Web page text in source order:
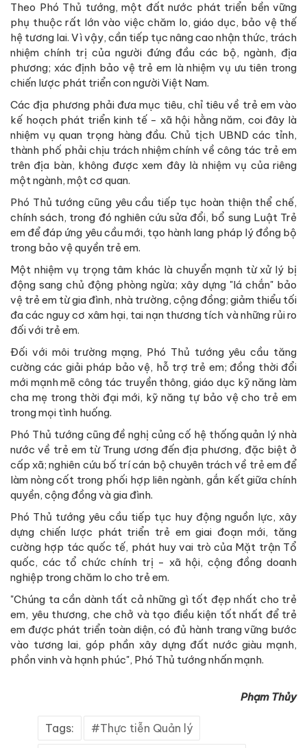
Theo Phó Thủ tướng, một đất nước phát triển bền vững
phụ thuộc rất lớn vào việc chăm lo, giáo dục, bảo vệ thế
hệ tương lai. Vì vậy, cần tiếp tục nâng cao nhận thức, trách
nhiệm chính trị của người đứng đầu các bộ, ngành, địa
phương; xác định bảo vệ trẻ em là nhiệm vụ ưu tiên trong
chiến lược phát triển con người Việt Nam.
Các địa phương phải đưa mục tiêu, chỉ tiêu về trẻ em vào
kế hoạch phát triển kinh tế - xã hội hằng năm, coi đây là
nhiệm vụ quan trọng hàng đầu. Chủ tịch UBND các tỉnh,
thành phố phải chịu trách nhiệm chính về công tác trẻ em
trên địa bàn, không được xem đây là nhiệm vụ của riêng
một ngành, một cơ quan.
Phó Thủ tướng cũng yêu cầu tiếp tục hoàn thiện thể chế,
chính sách, trong đó nghiên cứu sửa đổi, bổ sung Luật Trẻ
em để đáp ứng yêu cầu mới, tạo hành lang pháp lý đồng bộ
trong bảo vệ quyền trẻ em.
Một nhiệm vụ trọng tâm khác là chuyển mạnh từ xử lý bị
động sang chủ động phòng ngừa; xây dựng "lá chắn" bảo
vệ trẻ em từ gia đình, nhà trường, cộng đồng; giảm thiểu tối
đa các nguy cơ xâm hại, tai nạn thương tích và những rủi ro
đối với trẻ em.
Đối với môi trường mạng, Phó Thủ tướng yêu cầu tăng
cường các giải pháp bảo vệ, hỗ trợ trẻ em; đồng thời đổi
mới mạnh mẽ công tác truyền thông, giáo dục kỹ năng làm
cha mẹ trong thời đại mới, kỹ năng tự bảo vệ cho trẻ em
trong mọi tình huống.
Phó Thủ tướng cũng đề nghị củng cố hệ thống quản lý nhà
nước về trẻ em từ Trung ương đến địa phương, đặc biệt ở
cấp xã; nghiên cứu bố trí cán bộ chuyên trách về trẻ em để
làm nòng cốt trong phối hợp liên ngành, gắn kết giữa chính
quyền, cộng đồng và gia đình.
Phó Thủ tướng yêu cầu tiếp tục huy động nguồn lực, xây
dựng chiến lược phát triển trẻ em giai đoạn mới, tăng
cường hợp tác quốc tế, phát huy vai trò của Mặt trận Tổ
quốc, các tổ chức chính trị - xã hội, cộng đồng doanh
nghiệp trong chăm lo cho trẻ em.
"Chúng ta cần dành tất cả những gì tốt đẹp nhất cho trẻ
em, yêu thương, che chở và tạo điều kiện tốt nhất để trẻ
em được phát triển toàn diện, có đủ hành trang vững bước
vào tương lai, góp phần xây dựng đất nước giàu mạnh,
phồn vinh và hạnh phúc", Phó Thủ tướng nhấn mạnh.
Phạm Thủy
Tags: Thực tiễn Quản lý